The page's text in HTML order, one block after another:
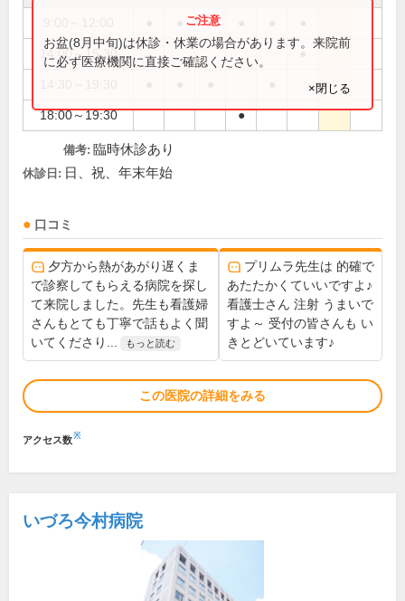
●
14:00～15:30 ●
18:00～19:30 ●
お盆(8月中旬)は休診・休業の場合があります。来院前
に必ず医療機関に直接ご確認ください。
×閉じる
備考: 臨時休診あり
休診日: 日、祝、年末年始
口コミ
夕方から熱があがり遅くま
で診察してもらえる病院を探し
て来院しました。先生も看護婦
さんもとても丁寧で話もよく聞
いてくださり...
もっと読む
プリムラ先生は 的確で
あたたかくていいですよ♪
看護士さん 注射 うまいで
すよ～ 受付の皆さんも い
きとどいています♪
この医院の詳細をみる
アクセス数※
いづろ今村病院